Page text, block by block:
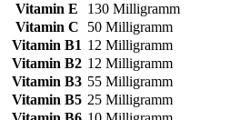
Vitamin E
130 Milligramm
Vitamin C
50 Milligramm
Vitamin B1 12 Milligramm
Vitamin B2 12 Milligramm
Vitamin B3 55 Milligramm
Vitamin B5 25 Milligramm